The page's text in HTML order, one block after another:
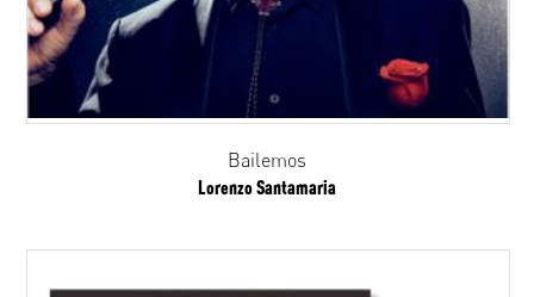
Bailemos
Lorenzo Santamaria